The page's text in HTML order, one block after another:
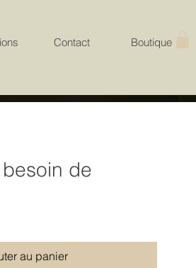
Contact Boutique
de
au panier